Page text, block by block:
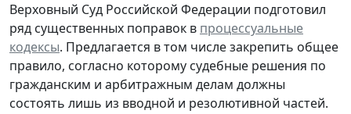
Верховный Суд Российской Федерации подготовил
ряд существенных поправок в процессуальные
кодексы. Предлагается в том числе закрепить общее
правило, согласно которому судебные решения по
гражданским и арбитражным делам должны
состоять лишь из вводной и резолютивной частей.